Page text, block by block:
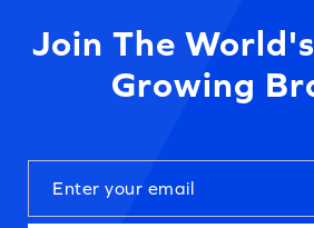
Join The
Growing